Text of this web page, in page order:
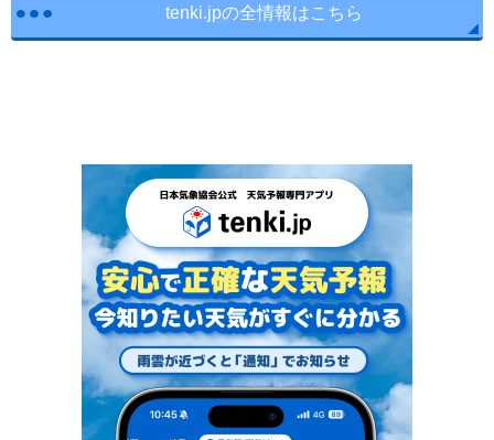
tenki.jpの全情報はこちら